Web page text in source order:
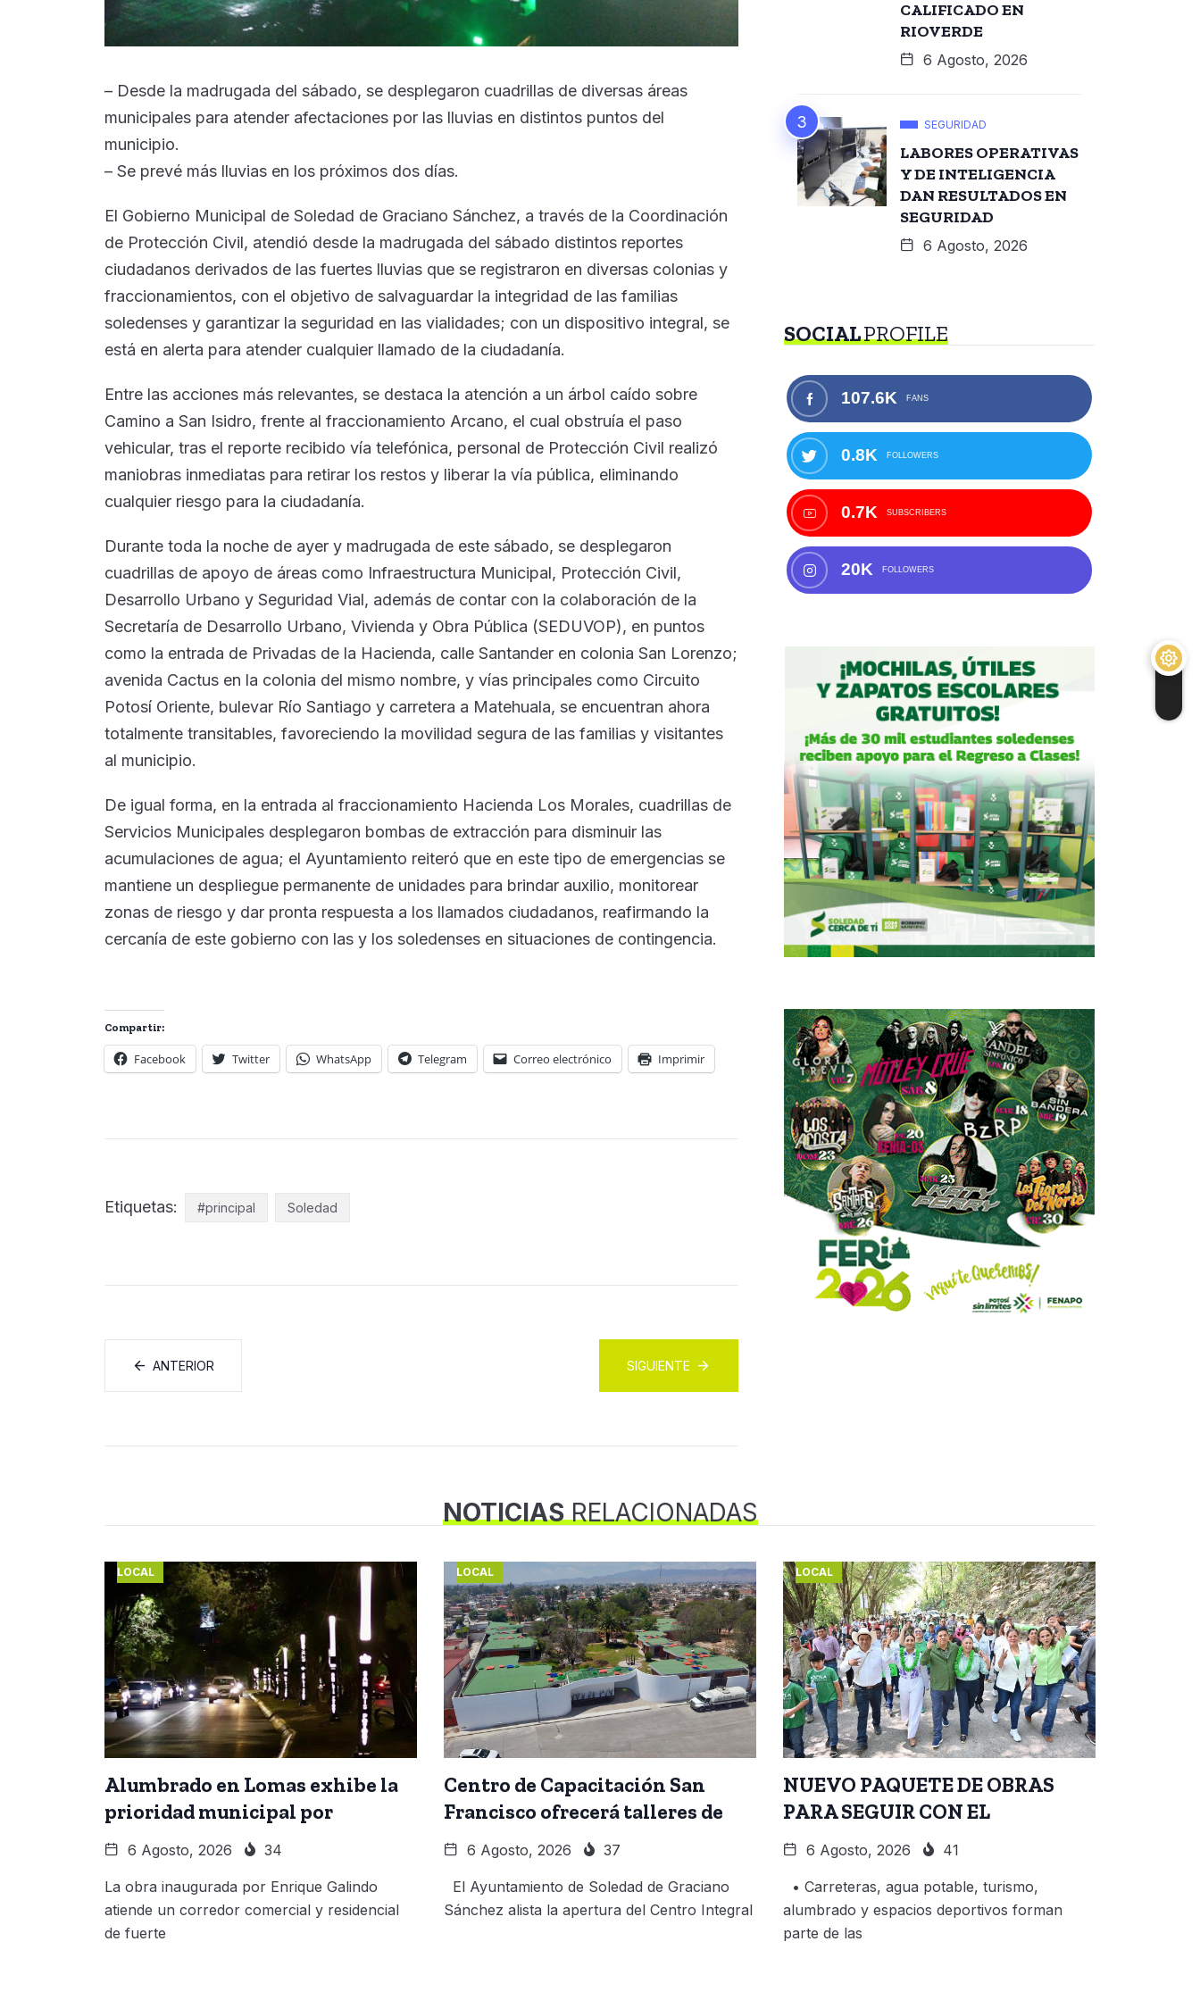
– Desde la madrugada del sábado, se desplegaron cuadrillas de diversas áreas
municipales para atender afectaciones por las lluvias en distintos puntos del
municipio.
– Se prevé más lluvias en los próximos dos días.
El Gobierno Municipal de Soledad de Graciano Sánchez, a través de la Coordinación
de Protección Civil, atendió desde la madrugada del sábado distintos reportes
ciudadanos derivados de las fuertes lluvias que se registraron en diversas colonias y
fraccionamientos, con el objetivo de salvaguardar la integridad de las familias
soledenses y garantizar la seguridad en las vialidades; con un dispositivo integral, se
está en alerta para atender cualquier llamado de la ciudadanía.
Entre las acciones más relevantes, se destaca la atención a un árbol caído sobre
Camino a San Isidro, frente al fraccionamiento Arcano, el cual obstruía el paso
vehicular, tras el reporte recibido vía telefónica, personal de Protección Civil realizó
maniobras inmediatas para retirar los restos y liberar la vía pública, eliminando
cualquier riesgo para la ciudadanía.
Durante toda la noche de ayer y madrugada de este sábado, se desplegaron
cuadrillas de apoyo de áreas como Infraestructura Municipal, Protección Civil,
Desarrollo Urbano y Seguridad Vial, además de contar con la colaboración de la
Secretaría de Desarrollo Urbano, Vivienda y Obra Pública (SEDUVOP), en puntos
como la entrada de Privadas de la Hacienda, calle Santander en colonia San Lorenzo;
avenida Cactus en la colonia del mismo nombre, y vías principales como Circuito
Potosí Oriente, bulevar Río Santiago y carretera a Matehuala, se encuentran ahora
totalmente transitables, favoreciendo la movilidad segura de las familias y visitantes
al municipio.
De igual forma, en la entrada al fraccionamiento Hacienda Los Morales, cuadrillas de
Servicios Municipales desplegaron bombas de extracción para disminuir las
acumulaciones de agua; el Ayuntamiento reiteró que en este tipo de emergencias se
mantiene un despliegue permanente de unidades para brindar auxilio, monitorear
zonas de riesgo y dar pronta respuesta a los llamados ciudadanos, reafirmando la
cercanía de este gobierno con las y los soledenses en situaciones de contingencia.
Compartir:
Facebook Twitter WhatsApp Telegram Correo electrónico Imprimir
Etiquetas: #principal Soledad
ANTERIOR SIGUIENTE
CALIFICADO EN
RIOVERDE
6 Agosto, 2026
SEGURIDAD
LABORES OPERATIVAS
Y DE INTELIGENCIA
DAN RESULTADOS EN
SEGURIDAD
6 Agosto, 2026
SOCIALPROFILE
107.6K FANS
0.8K FOLLOWERS
0.7K SUBSCRIBERS
20K FOLLOWERS
NOTICIASRELACIONADAS
LOCAL
Alumbrado en Lomas exhibe la
prioridad municipal por
6 Agosto, 2026 34
La obra inaugurada por Enrique Galindo
atiende un corredor comercial y residencial
de fuerte
LOCAL
Centro de Capacitación San
Francisco ofrecerá talleres de
6 Agosto, 2026 37
El Ayuntamiento de Soledad de Graciano
Sánchez alista la apertura del Centro Integral
LOCAL
NUEVO PAQUETE DE OBRAS
PARA SEGUIR CON EL
6 Agosto, 2026 41
• Carreteras, agua potable, turismo,
alumbrado y espacios deportivos forman
parte de las